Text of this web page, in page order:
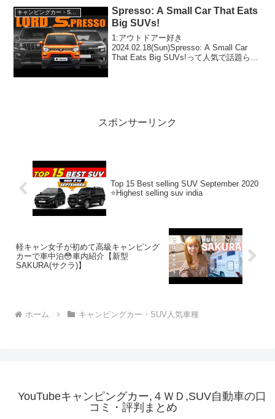
ン。もうこれでいいんじ...
キャンピングカー・SUV人気車種
Spresso: A Small Car That Eats
Big SUVs!
1:アウトドアー好き
2024.02.18(Sun)Spresso: A Small Car
That Eats Big SUVs!って人気で話題らし
スポンサーリンク
Top 15 Best selling SUV September 2020
⭐Highest selling suv india
軽キャン女子が初めて高級キャンピング
カーで車中泊😳車内紹介【新型
SAKURA(サクラ)】
ホーム キャンピングカー・SUV人気車種
YouTubeキャンピングカー,４ＷＤ,SUV自動車の口
コミ・評判まとめ